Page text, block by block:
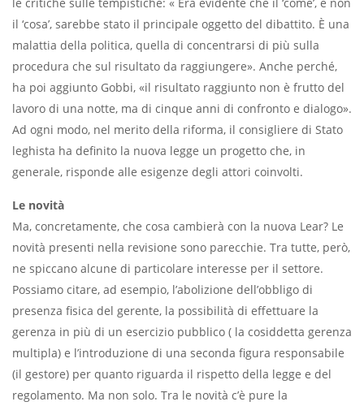
il ‘cosa’, sarebbe stato il principale oggetto del dibattito. È una
malattia della politica, quella di concentrarsi di più sulla
procedura che sul risultato da raggiungere». Anche perché,
ha poi aggiunto Gobbi, «il risultato raggiunto non è frutto del
lavoro di una notte, ma di cinque anni di confronto e dialogo».
Ad ogni modo, nel merito della riforma, il consigliere di Stato
leghista ha definito la nuova legge un progetto che, in
generale, risponde alle esigenze degli attori coinvolti.
Le novità
Ma, concretamente, che cosa cambierà con la nuova Lear? Le
novità presenti nella revisione sono parecchie. Tra tutte, però,
ne spiccano alcune di particolare interesse per il settore.
Possiamo citare, ad esempio, l’abolizione dell’obbligo di
presenza fisica del gerente, la possibilità di effettuare la
gerenza in più di un esercizio pubblico ( la cosiddetta gerenza
multipla) e l’introduzione di una seconda figura responsabile
(il gestore) per quanto riguarda il rispetto della legge e del
regolamento. Ma non solo. Tra le novità c’è pure la